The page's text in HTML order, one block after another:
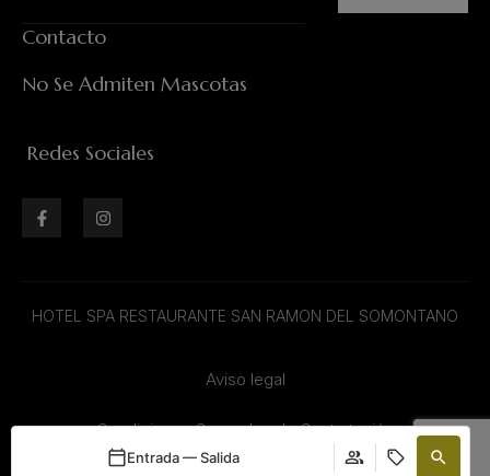
Contacto
No Se Admiten Mascotas
Redes Sociales
HOTEL SPA RESTAURANTE SAN RAMON DEL SOMONTANO
Aviso legal
Condiciones Generales de Contratación
Entrada — Salida